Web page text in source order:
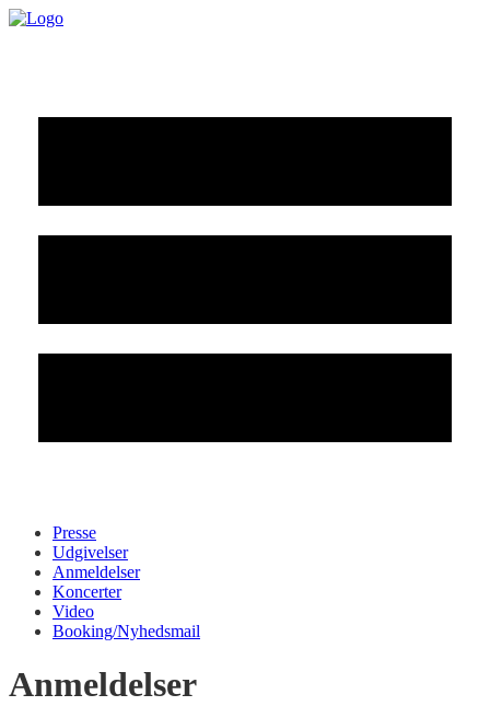
Presse
Udgivelser
Anmeldelser
Koncerter
Video
Booking/Nyhedsmail
Anmeldelser